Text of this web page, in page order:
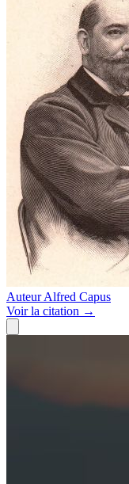
Auteur Alfred Capus
Voirla citation →